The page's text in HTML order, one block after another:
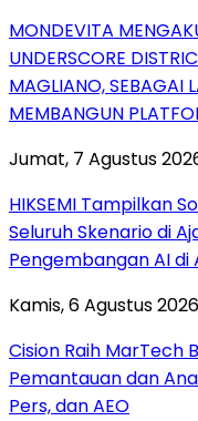
MONDEVITA
UNDERSCORE
MAGLIANO, SEBAGAI
MEMBANGUN
Jumat, 7 Agustus
HIKSEMI Tampilkan
Seluruh Skenario di
Pengembangan AI di
Kamis, 6 Agustus
Cision Raih MarTech
Pemantauan dan
Pers, dan AEO